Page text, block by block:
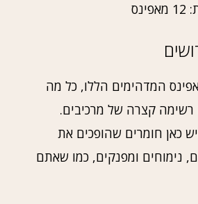
המדהימים הללו, כל מה
קצרה של מרכיבים.
כאן חומרים שהופכים את
נימוחים ומפנקים, כמו שאתם